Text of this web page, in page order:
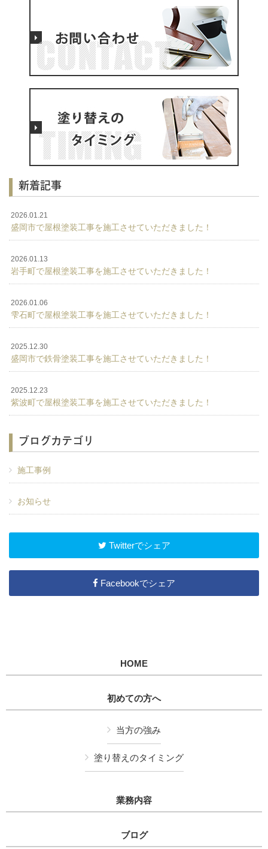
新着記事
2026.01.21
盛岡市で屋根塗装工事を施工させていただきました！
2026.01.13
岩手町で屋根塗装工事を施工させていただきました！
2026.01.06
雫石町で屋根塗装工事を施工させていただきました！
2025.12.30
盛岡市で鉄骨塗装工事を施工させていただきました！
2025.12.23
紫波町で屋根塗装工事を施工させていただきました！
ブログカテゴリ
施工事例
お知らせ
Twitterでシェア
Facebookでシェア
HOME
初めての方へ
当方の強み
塗り替えのタイミング
業務内容
ブログ